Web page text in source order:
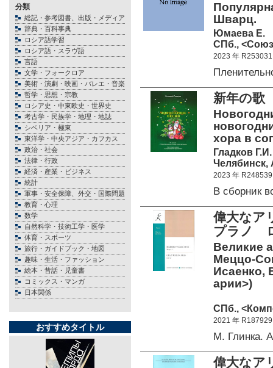
分類
総記・参考図書、出版・メディア
辞典・百科事典
ロシア語学習
ロシア語・スラヴ語
言語
文学・フォークロア
美術・演劇・映画・バレエ・音楽
哲学・思想・宗教
ロシア史・中東欧史・世界史
考古学・民族学・地理・地誌
シベリア・極東
東洋学・中央アジア・カフカス
政治・社会
法律・行政
経済・産業・ビジネス
統計
軍事・安全保障、外交・国際問題
教育・心理
数学
自然科学・技術工学・医学
体育・スポーツ
旅行・ガイドブック・地図
趣味・生活・ファッション
絵本・昔話・児童書
コミックス・マンガ
日本関係
おすすめタイトル
Шварц.
Юмаева Е.
СПб., <Союз
2023 年 R253031
新年の歌
хора в
Гладков Г.И.
Челябинск,
2023 年 R248539
В сборник
偉大な
プラノ
Великие
Меццо-
Исаенко,
арии>)
СПб.,
2021 年 R187929
М. Глинка.
偉大な